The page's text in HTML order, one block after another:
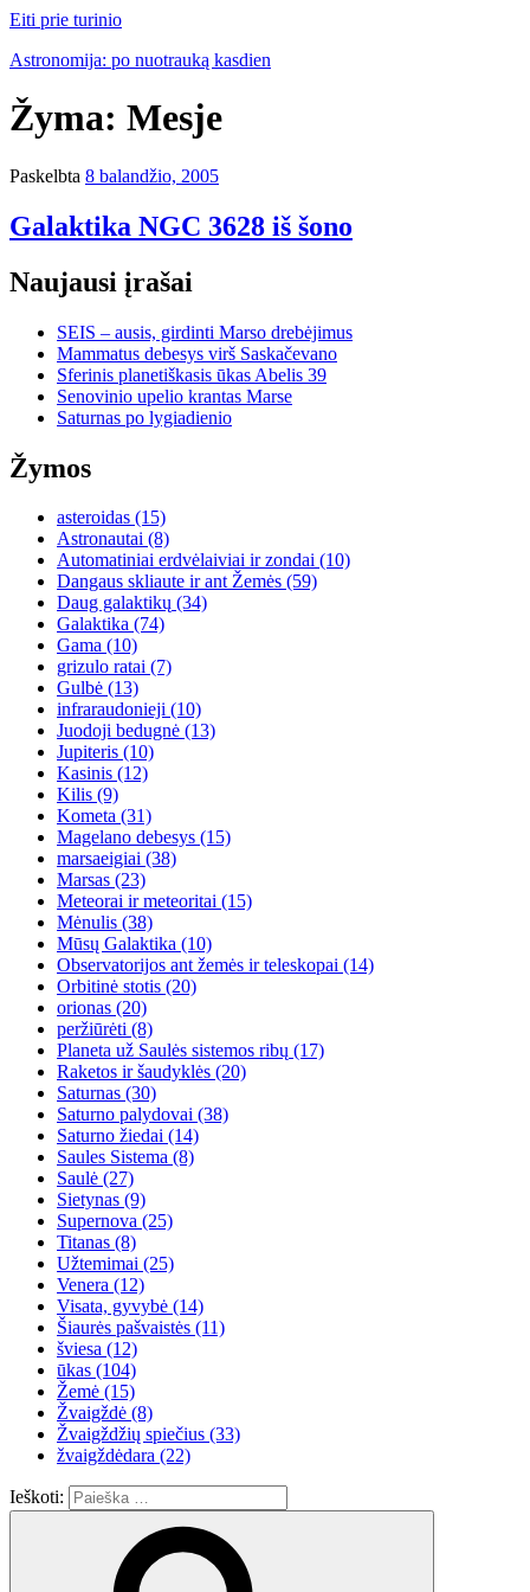
Eiti prie turinio
Astronomija: po nuotrauką kasdien
Žyma: Mesje
Paskelbta 8 balandžio, 2005
Galaktika NGC 3628 iš šono
Naujausi įrašai
SEIS – ausis, girdinti Marso drebėjimus
Mammatus debesys virš Saskačevano
Sferinis planetiškasis ūkas Abelis 39
Senovinio upelio krantas Marse
Saturnas po lygiadienio
Žymos
asteroidas (15)
Astronautai (8)
Automatiniai erdvėlaiviai ir zondai (10)
Dangaus skliaute ir ant Žemės (59)
Daug galaktikų (34)
Galaktika (74)
Gama (10)
grizulo ratai (7)
Gulbė (13)
infraraudonieji (10)
Juodoji bedugnė (13)
Jupiteris (10)
Kasinis (12)
Kilis (9)
Kometa (31)
Magelano debesys (15)
marsaeigiai (38)
Marsas (23)
Meteorai ir meteoritai (15)
Mėnulis (38)
Mūsų Galaktika (10)
Observatorijos ant žemės ir teleskopai (14)
Orbitinė stotis (20)
orionas (20)
peržiūrėti (8)
Planeta už Saulės sistemos ribų (17)
Raketos ir šaudyklės (20)
Saturnas (30)
Saturno palydovai (38)
Saturno žiedai (14)
Saules Sistema (8)
Saulė (27)
Sietynas (9)
Supernova (25)
Titanas (8)
Užtemimai (25)
Venera (12)
Visata, gyvybė (14)
Šiaurės pašvaistės (11)
šviesa (12)
ūkas (104)
Žemė (15)
Žvaigždė (8)
Žvaigždžių spiečius (33)
žvaigždėdara (22)
Ieškoti: